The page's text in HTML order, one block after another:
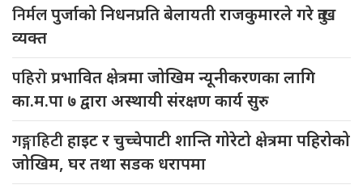
निर्मलपुर्जाको निधनप्रति बेलायती राजकुमारले गरे दुःख
व्यक्त
पहिरोप्रभावित क्षेत्रमा जोखिम न्यूनीकरणका लागि
का.म.पा ७ द्वारा अस्थायी संरक्षण कार्य सुरु
गङ्गाहिटीहाइट र चुच्चेपाटी शान्ति गोरेटो क्षेत्रमा पहिरोको
जोखिम, घर तथा सडक धरापमा